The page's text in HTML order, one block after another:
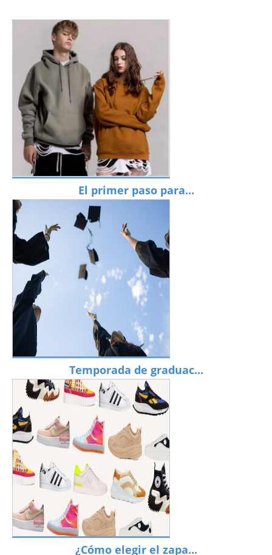
El primer paso para...
Temporada de graduac...
¿Cómo elegir el zapa...